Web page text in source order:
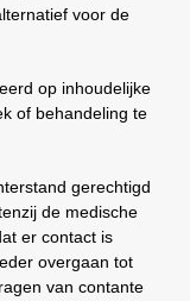
voor de
op inhoudelijke
of behandeling te
gerechtigd
de medische
er contact is
overgaan tot
van contante